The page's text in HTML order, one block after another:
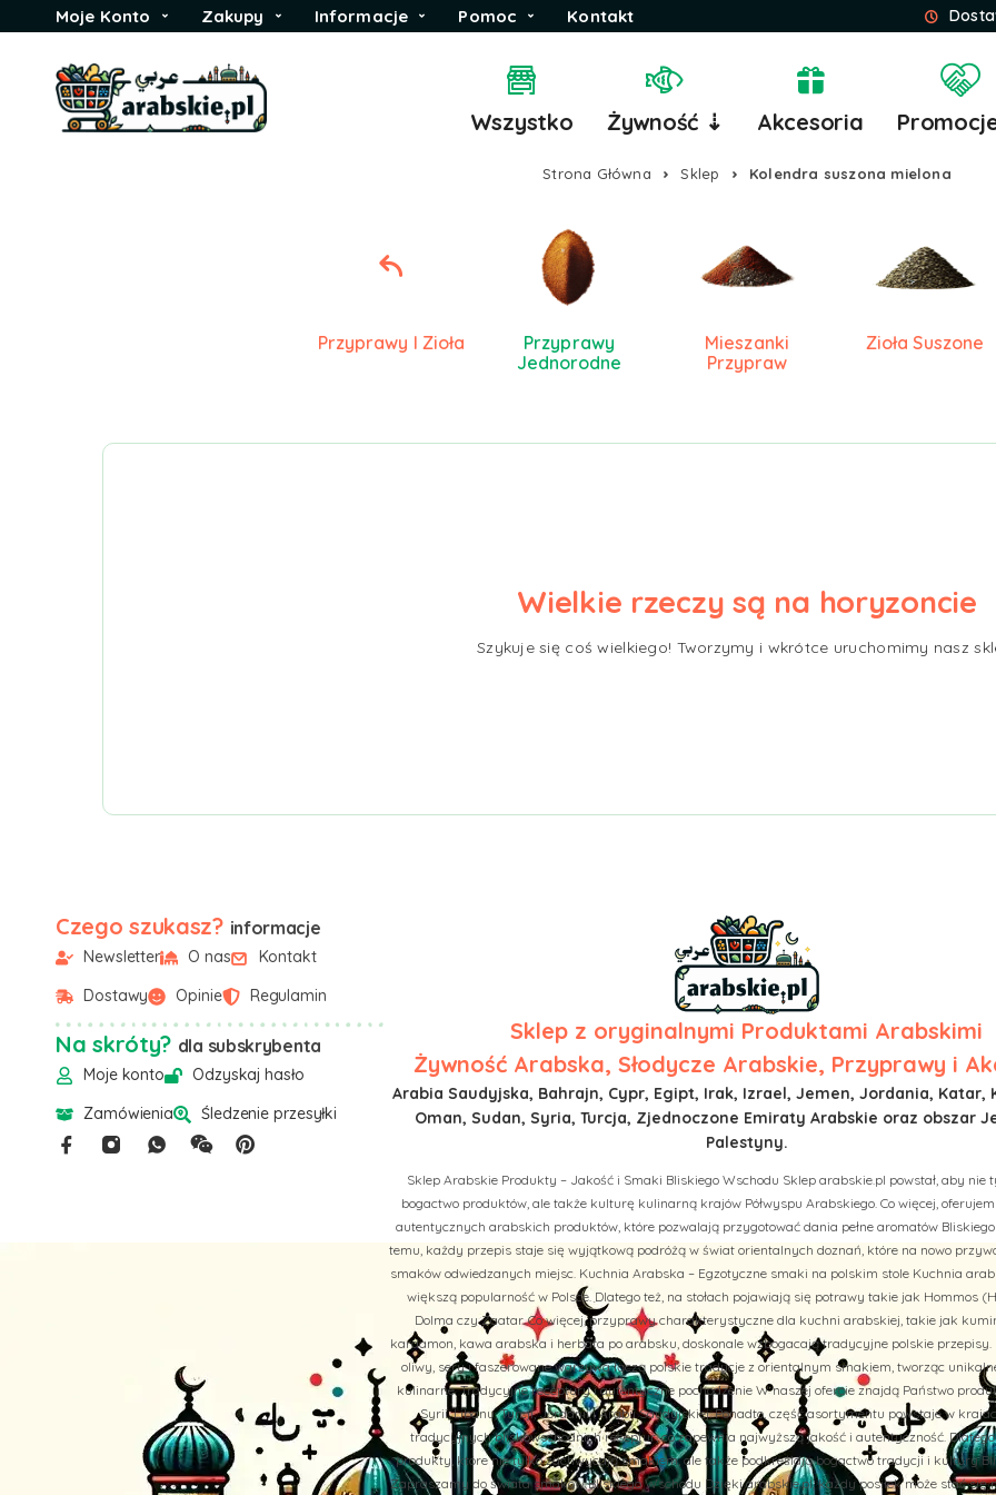
Moje Konto Zakupy Informacje Pomoc Kontakt
Wszystko Żywność ⇣ Akcesoria
Strona Główna Sklep Kolendra suszona mielona
Przyprawy I Zioła
Przyprawy
Jednorodne
Mieszanki
Przypraw
Zioła Suszone
Wielkie rzeczy są na horyzoncie
Szykuje się coś wielkiego! Tworzymy i wkrótce uruchomimy nasz
Czego szukasz? informacje
Newsletter O nas
Kontakt
Dostawy
Opinie Regulamin
Na skróty? dla subskrybenta
Moje konto
Odzyskaj hasło
Zamówienia
Śledzenie przesyłki
Sklep z oryginalnymi Produktami Arabskimi
Żywność Arabska, Słodycze Arabskie, Przyprawy i
Arabia Saudyjska, Bahrajn, Cypr, Egipt, Irak, Izrael, Jemen, Jordania, Katar,
Oman, Sudan, Syria, Turcja, Zjednoczone Emiraty Arabskie oraz obszar
Palestyny.
Sklep Arabskie Produkty – Jakość i Smaki Bliskiego Wschodu Sklep arabskie.pl powstał, aby
bogactwo produktów, ale także kulturę kulinarną krajów Półwyspu Arabskiego. Co więcej,
autentycznych arabskich produktów, które pozwalają przygotować dania pełne aromatów
temu, każdy przepis staje się wyjątkową podróżą w świat orientalnych doznań, które na nowo
smaków odwiedzanych miejsc. Kuchnia Arabska – Egzotyczne smaki na polskim stole Kuchnia
większą popularność w Polsce. Dlatego też, na stołach pojawiają się potrawy takie jak Hommos
Dolma czy Zaatar. Co więcej, przyprawy charakterystyczne dla kuchni arabskiej, takie jak
kardamon, kawa arabska i herbata po arabsku, doskonale wzbogacają tradycyjne polskie przepisy.
oliwy, sery i faszerowane warzywa łączą polskie tradycje z orientalnym smakiem, tworząc
kulinarne. Tradycyjne receptury i autentyczne pochodzenie W naszej ofercie znajdą Państwo
Syrii, Libanu, Turcji, Jordanii i Arabii Saudyjskiej. Ponadto, część asortymentu powstaje w
tradycyjnych bliskowschodnich receptur, co zapewnia najwyższą jakość i autentyczność.
produkty, które nie tylko zachwycają smakiem, ale także podkreślają bogactwo tradycji i kultury
Zapraszamy do świata smaków Bliskiego Wschodu Dzięki arabskie.pl, każdy posiłek może stać się